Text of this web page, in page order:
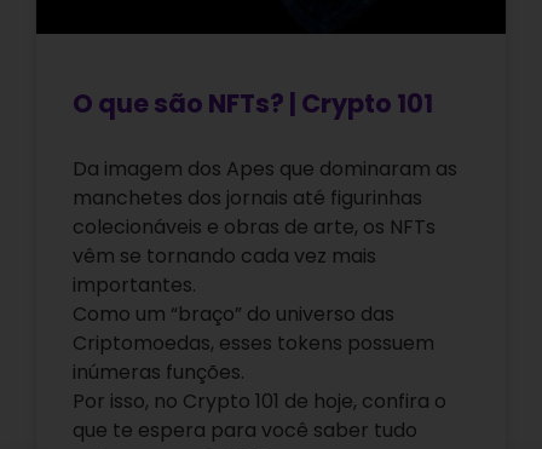
O que são NFTs? | Crypto 101
Da imagem dos Apes que dominaram as
manchetes dos jornais até figurinhas
colecionáveis e obras de arte, os NFTs
vêm se tornando cada vez mais
importantes.
Como um “braço” do universo das
Criptomoedas, esses tokens possuem
inúmeras funções.
Por isso, no Crypto 101 de hoje, confira o
que te espera para você saber tudo